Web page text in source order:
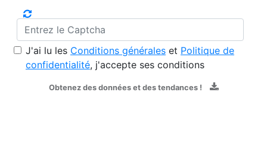
J'ai lu les Conditions générales et Politique de
confidentialité, j'accepte ses conditions
Obtenez des données et des tendances !